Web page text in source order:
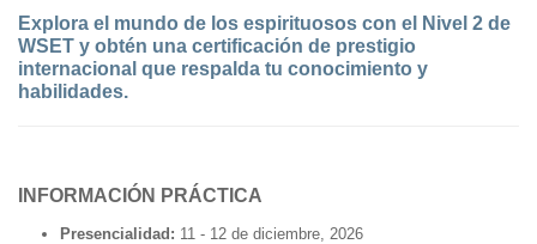
Explora el mundo de los espirituosos con el Nivel 2 de
WSET y obtén una certificación de prestigio
internacional que respalda tu conocimiento y
habilidades.
INFORMACIÓN PRÁCTICA
Presencialidad: 11 - 12 de diciembre, 2026